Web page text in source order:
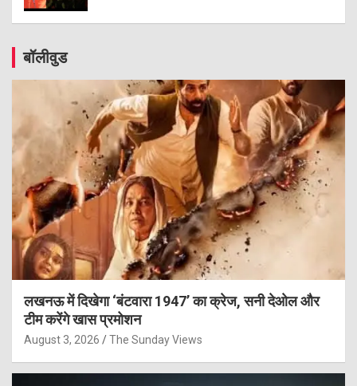
बॉलीवुड
लखनऊ में दिखेगा ‘बंटवारा 1947’ का क्रेज, सनी देओल और
टीम करेंगे खास प्रमोशन
August 3, 2026 The Sunday Views